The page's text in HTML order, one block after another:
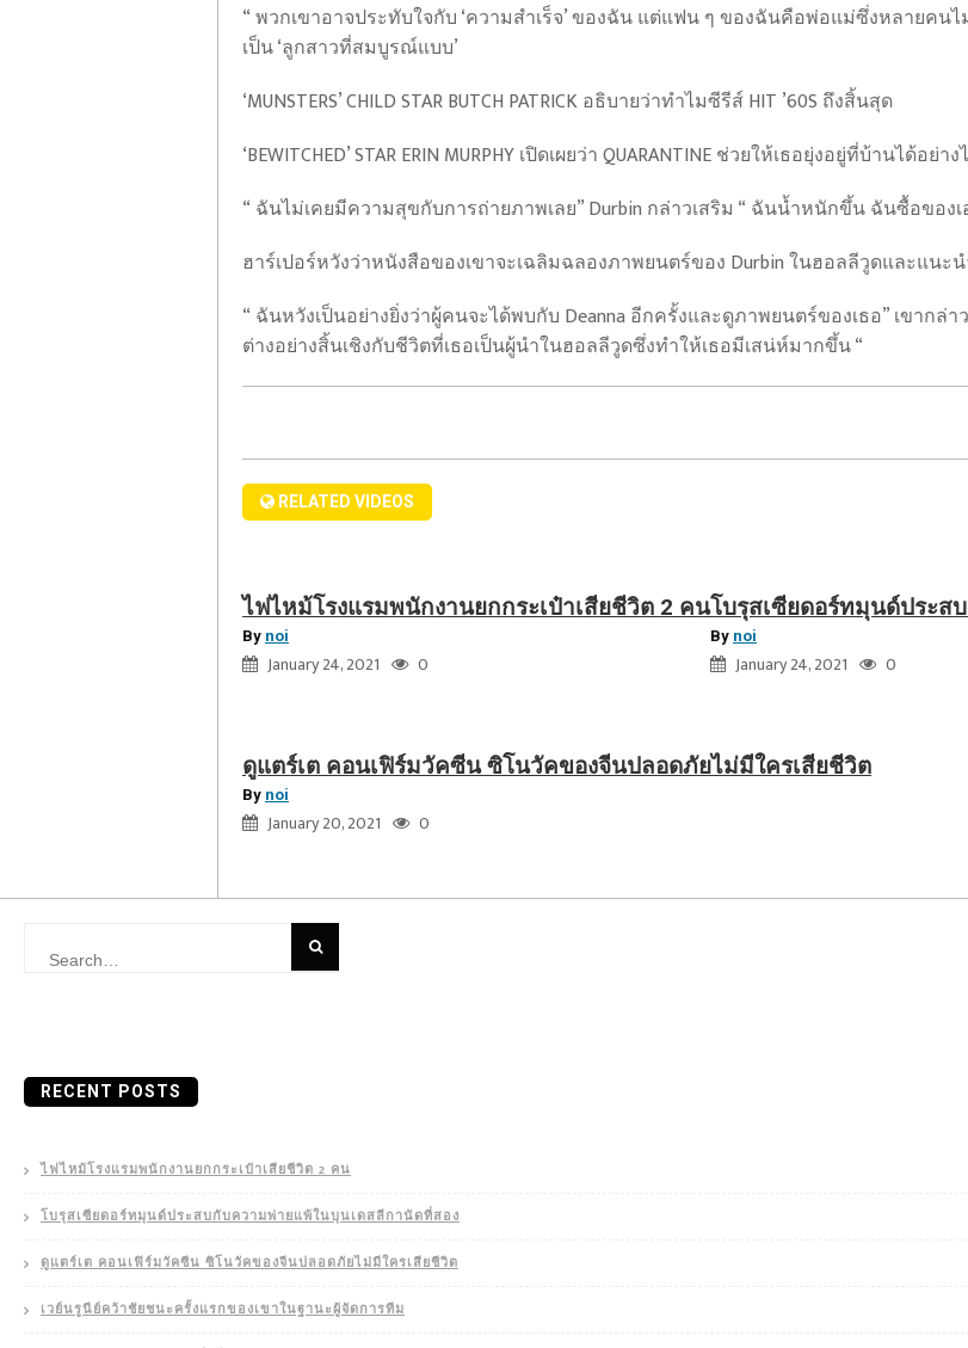
“ พวกเขาอาจประทับใจกับ ‘ความสำเร็จ’ ของฉัน แต่แฟน ๆ ของฉันคือพ่อแม่ซึ่งหลายคน
เป็น ‘ลูกสาวที่สมบูรณ์แบบ’
‘MUNSTERS’ CHILD STAR BUTCH PATRICK อธิบายว่าทำไมซีรีส์ HIT ’60S ถึงสิ้นสุด
‘BEWITCHED’ STAR ERIN MURPHY เปิดเผยว่า QUARANTINE ช่วยให้เธอยุ่งอยู่ที่บ้านได้อย่าง
“ ฉันไม่เคยมีความสุขกับการถ่ายภาพเลย” Durbin กล่าวเสริม “ ฉันน้ำหนักขึ้น ฉันซื้อของ
ฮาร์เปอร์หวังว่าหนังสือของเขาจะเฉลิมฉลองภาพยนตร์ของ Durbin ในฮอลลีวูดและแ
“ ฉันหวังเป็นอย่างยิ่งว่าผู้คนจะได้พบกับ Deanna อีกครั้งและดูภาพยนตร์ของเธอ” เขากล่
ต่างอย่างสิ้นเชิงกับชีวิตที่เธอเป็นผู้นำในฮอลลีวูดซึ่งทำให้เธอมีเสน่ห์มากขึ้น “
RELATED VIDEOS
ไฟ
โรงแรม
พนักงาน
ยก
ชีวิต
2
คน
ไฟไหม้โรงแรมพนักงานยกกระเป๋าเสียชีวิต 2 คน
By noi
January 24, 2021 0
รุ
เซียด
อร์
ทมุนด์
ประสบ
กับ
พ่าย
ใน
บุ
นเด
นัด
โบรุสเซียดอร์ทมุนด์ประ
By noi
January 24, 2021 0
ดู
แตร์
เต
คอนเฟิร์ม
วัคซีน
โน
วัค
ของ
ไม่มี
ใคร
เสีย
ดูแตร์เต คอนเฟิร์มวัคซีน ซิโนวัคของจีนปลอดภัยไม่มีใครเสียชีวิต
By noi
January 20, 2021 0
RECENT POSTS
ไฟไหม้โรงแรมพนักงานยกกระเป๋าเสียชีวิต 2 คน
โบรุสเซียดอร์ทมุนด์ประสบกับความพ่ายแพ้ในบุนเดสลีกานัดที่สอง
ดูแตร์เต คอนเฟิร์มวัคซีน ซิโนวัคของจีนปลอดภัยไม่มีใครเสียชีวิต
เวย์นรูนีย์คว้าชัยชนะครั้งแรกของเขาในฐานะผู้จัดการทีม